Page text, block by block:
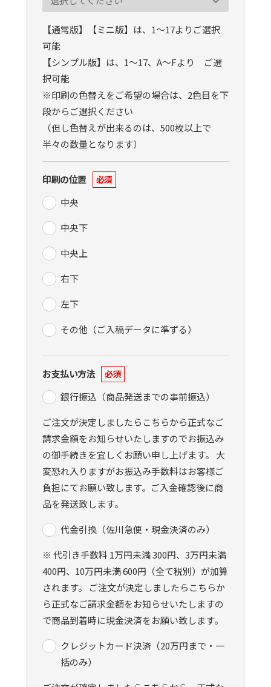
【通常版】【ミニ版】は、1〜17よりご選択
可能
【シンプル版】は、1〜17、A〜Fより ご選
択可能
※印刷の色替えをご希望の場合は、2色目を下
段からご選択ください
（但し色替えが出来るのは、500枚以上で
半々の数量となります）
印刷の位置 必須
中央
中央下
中央上
右下
左下
その他（ご入稿データに準ずる）
お支払い方法 必須
銀行振込（商品発送までの事前振込）
ご注文が決定しましたらこちらから正式なご
請求金額をお知らせいたしますのでお振込み
の御手続きを宜しくお願い申し上げます。 大
変恐れ入りますがお振込み手数料はお客様ご
負担にてお願い致します。ご入金確認後に商
品を発送致します。
代金引換（佐川急便・現金決済のみ）
※ 代引き手数料 1万円未満 300円、3万円未満
400円、10万円未満 600円（全て税別）が加算
されます。 ご注文が決定しましたらこちらか
ら正式なご請求金額をお知らせいたしますの
で商品到着時に現金決済をお願い致します。
クレジットカード決済（20万円まで・一
括のみ）